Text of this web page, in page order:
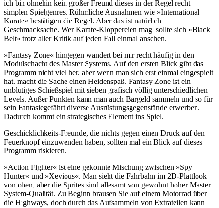
ich bin ohnehin kein großer Freund dieses in der Regel recht
simplen Spielgenres. Rühmliche Ausnahmen wie »International
Karate« bestätigen die Regel. Aber das ist natürlich
Geschmacksache. Wer Karate-Kloppereien mag. sollte sich «Black
Belt« trotz aller Kritik auf jeden Fall einmal ansehen.
»Fantasy Zone« hingegen wandert bei mir recht häufig in den
Modulschacht des Master Systems. Auf den ersten Blick gibt das
Programm nicht viel her. aber wenn man sich erst einmal eingespielt
hat. macht die Sache einen Heidenspaß. Fantasy Zone ist ein
unblutiges Schießspiel mit sieben grafisch völlig unterschiedlichen
Levels. Außer Punkten kann man auch Bargeld sammeln und so für
sein Fantasiegefährt diverse Ausrüstungsgegenstände erwerben.
Dadurch kommt ein strategisches Element ins Spiel.
Geschicklichkeits-Freunde, die nichts gegen einen Druck auf den
Feuerknopf einzuwenden haben, sollten mal ein Blick auf dieses
Programm riskieren.
»Action Fighter« ist eine gekonnte Mischung zwischen »Spy
Hunter« und »Xevious«. Man sieht die Fahrbahn im 2D-Plattlook
von oben, aber die Sprites sind allesamt von gewohnt hoher Master
System-Qualität. Zu Beginn brausen Sie auf einem Motorrad über
die Highways, doch durch das Aufsammeln von Extrateilen kann